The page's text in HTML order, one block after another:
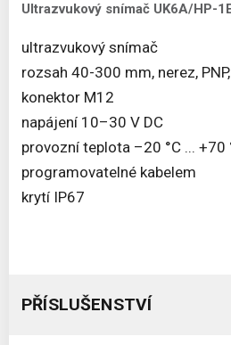
Ultrazvukový snímač UK6A/HP-
ultrazvukový snímač
rozsah 40-300 mm, nerez,
konektor M12
napájení 10–30 V DC
provozní teplota –20 °C ... +70
programovatelné kabelem
krytí IP67
PŘÍSLUŠENSTVÍ